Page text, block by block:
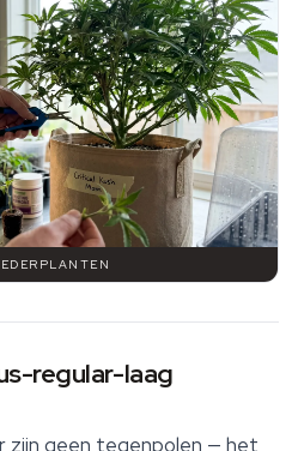
regular-laag
zijn geen tegenpolen — het